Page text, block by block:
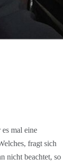
mal eine
fragt sich
nicht beachtet, so